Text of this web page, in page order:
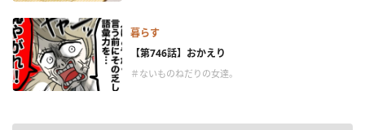
暮らす
【第746話】おかえり
＃ないものねだりの女達。